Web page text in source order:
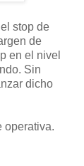
stop de
de
en el nivel
Sin
dicho
operativa.